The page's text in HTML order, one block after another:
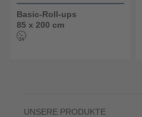
Basic-Roll-ups
85 x 200 cm
UNSERE PRODUKTE